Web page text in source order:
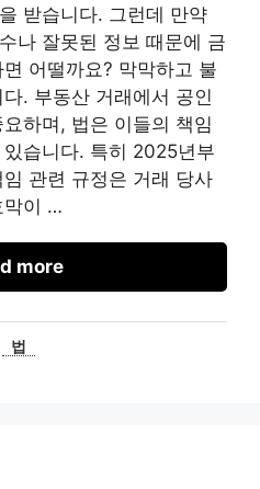
받습니다. 그런데 만약
나 잘못된 정보 때문에 금
어떨까요? 막막하고 불
. 부동산 거래에서 공인
하며, 법은 이들의 책임
습니다. 특히 2025년부
관련 규정은 거래 당사
막이 …
more
카법